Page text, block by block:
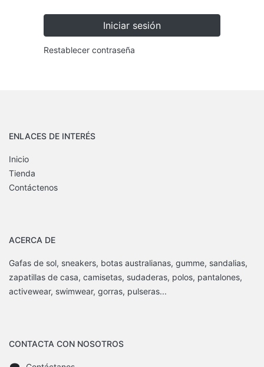
Iniciar sesión
Restablecer contraseña
ENLACES DE INTERÉS
Inicio
Tienda
Contáctenos
ACERCA DE
Gafas de sol, sneakers, botas australianas, gumme, sandalias,
zapatillas de casa, camisetas, sudaderas, polos, pantalones,
activewear, swimwear, gorras, pulseras...
CONTACTA CON NOSOTROS